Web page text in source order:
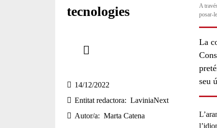
tecnologies
14/12/2022
Entitat redactora
LaviniaNext
Autor/a
Marta Catena
A
posar-
La
seu
L’